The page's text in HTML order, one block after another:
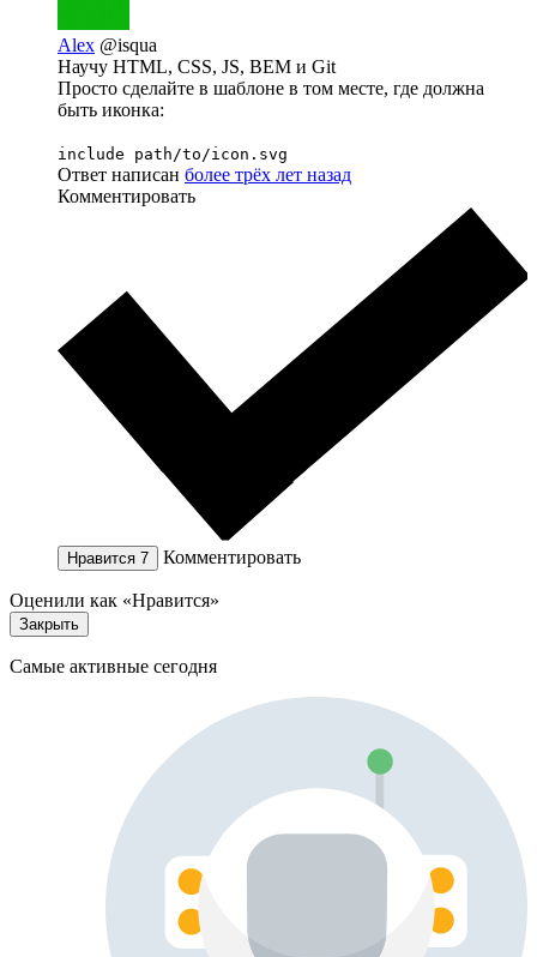
Alex @isqua
Научу HTML, CSS, JS, BEM и Git
Просто сделайте в шаблоне в том месте, где должна
быть иконка:
include path/to/icon.svg
Ответ написан более трёх лет назад
Комментировать
Нравится 7 Комментировать
Оценили как «Нравится»
Закрыть
Самые активные сегодня